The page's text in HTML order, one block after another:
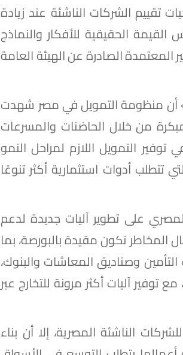
تقييم الشركات الناشئة عند زيادة
الحقيقية للأفكار والنماذج
المعتمدة الصادرة عن الهيئة العامة
أن منظومة التمويل في مصر شهدت
من خلال الحاضنات والمسرعات
توفير التمويل اللازم لمراحل النمو
تتطلب أدوات استثمارية أكثر تنوعًا
على تطوير آليات جديدة لدعم
المخاطر تكون مقيدة بالبورصة، بما
وصناديق المعاشات والبنوك،
توفير آليات أكثر مرونة للتخارج عبر
الناشئة المصرية، إلا أن بناء